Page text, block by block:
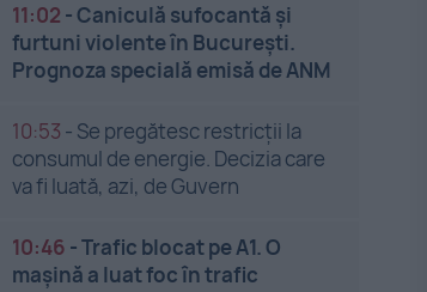
11:02 -Caniculă sufocantă și
furtuni violente în București.
Prognoza specială emisă de ANM
10:53 - Se pregătesc restricții la
consumul de energie. Decizia care
va fi luată, azi, de Guvern
10:46 -Trafic blocat pe A1. O
mașină a luat foc în trafic